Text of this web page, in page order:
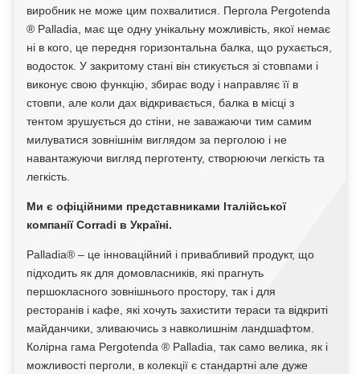
виробник не може цим похвалитися. Пергола Pergotenda
® Palladia, має ще одну унікальну можливість, якої немає
ні в кого, це передня горизонтальна балка, що рухається,
водосток. У закритому стані він стикується зі стовпами і
виконує свою функцію, збирає воду і направляє її в
стовпи, але коли дах відкривається, балка в місці з
тентом зрушується до стіни, не заважаючи тим самим
милуватися зовнішнім виглядом за перголою і не
навантажуючи вигляд перготенту, створюючи легкість та
легкість.
Ми є офіційними представниками Італійської
компанії Corradi в Україні.
Palladia® – це інноваційний і привабливий продукт, що
підходить як для домовласників, які прагнуть
першокласного зовнішнього простору, так і для
ресторанів і кафе, які хочуть захистити тераси та відкриті
майданчики, зливаючись з навколишнім ландшафтом.
Колірна гама Pergotenda ® Palladia, так само велика, як і
можливості перголи, в колекції є стандартні але дуже